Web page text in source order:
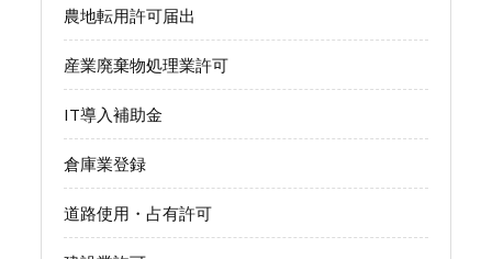
農地転用許可届出
産業廃棄物処理業許可
IT導入補助金
倉庫業登録
道路使用・占有許可